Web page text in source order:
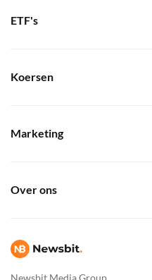
Newsbit Media Group
ETF's
Koersen
Marketing
Over ons